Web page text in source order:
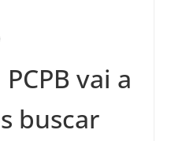
PCPB vai a
buscar